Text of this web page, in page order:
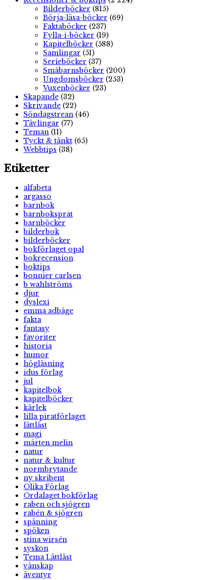
Bilderböcker (815)
Börja-läsa-böcker (69)
Faktaböcker (237)
Fylla-i-böcker (19)
Kapitelböcker (588)
Samlingar (51)
Serieböcker (37)
Småbarnsböcker (200)
Ungdomsböcker (253)
Vuxenböcker (23)
Skapande (32)
Skrivande (22)
Söndagstrean (46)
Tävlingar (77)
Teman (11)
Tyckt & tänkt (65)
Webbtips (38)
Etiketter
alfabeta
argasso
barnbok
barnboksprat
barnböcker
bilderbok
bilderböcker
bokförlaget opal
bokrecension
boktips
bonnier carlsen
b wahlströms
djur
dyslexi
emma adbåge
fakta
fantasy
favoriter
historia
humor
högläsning
idus förlag
jul
kapitelbok
kapitelböcker
kärlek
lilla piratförlaget
lättläst
magi
mårten melin
natur
natur & kultur
normbrytande
ny skribent
Olika Förlag
Ordalaget bokförlag
raben och sjögren
rabén & sjögren
spänning
spöken
stina wirsén
syskon
Tema Lättläst
vänskap
äventyr